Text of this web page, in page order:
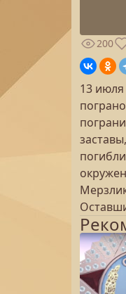
200
13 июля